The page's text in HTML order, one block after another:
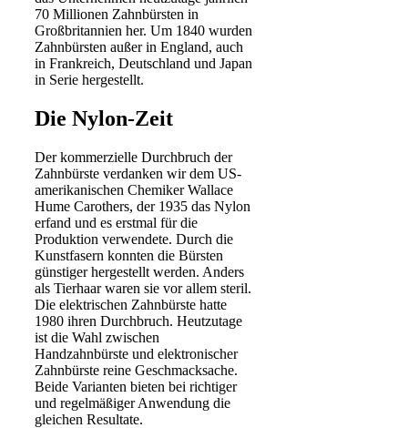
70 Millionen Zahnbürsten in
Großbritannien her. Um 1840 wurden
Zahnbürsten außer in England, auch
in Frankreich, Deutschland und Japan
in Serie hergestellt.
Die Nylon-Zeit
Der kommerzielle Durchbruch der
Zahnbürste verdanken wir dem US-
amerikanischen Chemiker Wallace
Hume Carothers, der 1935 das Nylon
erfand und es erstmal für die
Produktion verwendete. Durch die
Kunstfasern konnten die Bürsten
günstiger hergestellt werden. Anders
als Tierhaar waren sie vor allem steril.
Die elektrischen Zahnbürste hatte
1980 ihren Durchbruch. Heutzutage
ist die Wahl zwischen
Handzahnbürste und elektronischer
Zahnbürste reine Geschmacksache.
Beide Varianten bieten bei richtiger
und regelmäßiger Anwendung die
gleichen Resultate.